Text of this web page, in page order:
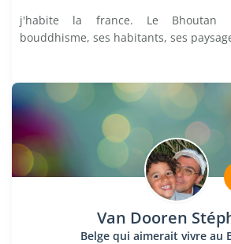
j'habite la france. Le Bhoutan
bouddhisme, ses habitants, ses
Van Dooren
Belge qui aimerait vivre au